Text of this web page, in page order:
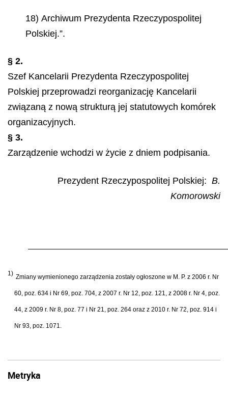
18) Archiwum Prezydenta Rzeczypospolitej
Polskiej.”.
§ 2.
Szef Kancelarii Prezydenta Rzeczypospolitej
Polskiej przeprowadzi reorganizację Kancelarii
związaną z nową strukturą jej statutowych komórek
organizacyjnych.
§ 3.
Zarządzenie wchodzi w życie z dniem podpisania.
Prezydent Rzeczypospolitej Polskiej: B.
Komorowski
1) Zmiany wymienionego zarządzenia zostały ogłoszone w M. P. z 2006 r. Nr
60, poz. 634 i Nr 69, poz. 704, z 2007 r. Nr 12, poz. 121, z 2008 r. Nr 4, poz.
44, z 2009 r. Nr 8, poz. 77 i Nr 21, poz. 264 oraz z 2010 r. Nr 72, poz. 914 i
Nr 93, poz. 1071.
Metryka